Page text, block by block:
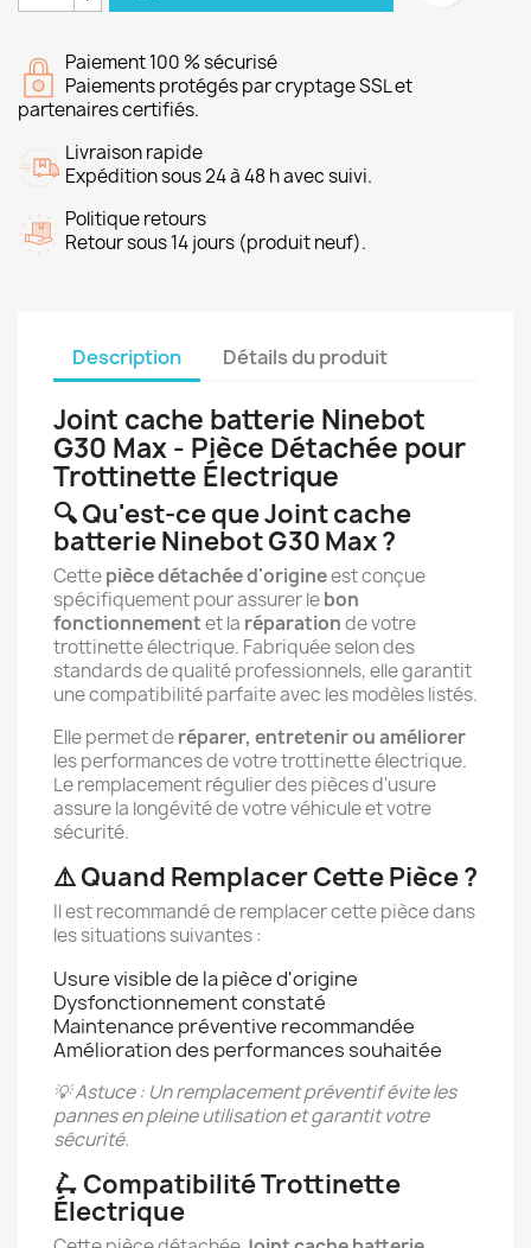
Paiement 100 % sécurisé
Paiements protégés par cryptage SSL et
partenaires certifiés.
Livraison rapide
Expédition sous 24 à 48 h avec suivi.
Politique retours
Retour sous 14 jours (produit neuf).
Description Détails du produit
Joint cache batterie Ninebot
G30 Max - Pièce Détachée pour
Trottinette Électrique
🔍 Qu'est-ce que Joint cache
batterie Ninebot G30 Max ?
Cettepièce détachée d'origineest conçue
spécifiquement pour assurer lebon
fonctionnementet la réparationde votre
trottinette électrique. Fabriquée selon des
standards de qualité professionnels, elle garantit
une compatibilité parfaite avec les modèles listés.
Elle permet deréparer, entretenir ou améliorer
les performances de votre trottinette électrique.
Le remplacement régulier des pièces d'usure
assure la longévité de votre véhicule et votre
sécurité.
⚠️ Quand Remplacer Cette Pièce ?
Il est recommandé de remplacer cette pièce dans
les situations suivantes :
Usure visible de la pièce d'origine
Dysfonctionnement constaté
Maintenance préventive recommandée
Amélioration des performances souhaitée
💡 Astuce : Un remplacement préventif évite les
pannes en pleine utilisation et garantit votre
sécurité.
🛴 Compatibilité Trottinette
Électrique